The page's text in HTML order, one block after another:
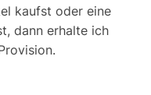
kaufst oder eine
dann erhalte ich